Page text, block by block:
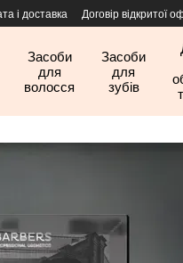
і доставка Договір відкритої
Засоби
для
волосся
Засоби
для
зубів